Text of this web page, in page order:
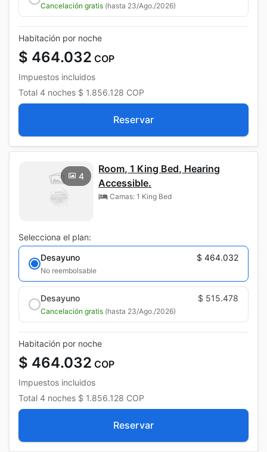
Cancelación gratis (hasta 23/Ago./2026)
Habitación por noche
$ 464.032 COP
Impuestos incluidos
Total 4 noches $ 1.856.128 COP
Reservar
4
Room, 1 King Bed, Hearing
Accessible.
Camas: 1 King Bed
Selecciona el plan:
Desayuno
$ 464.032
No reembolsable
Desayuno $ 515.478
Cancelación gratis (hasta 23/Ago./2026)
Habitación por noche
$ 464.032 COP
Impuestos incluidos
Total 4 noches $ 1.856.128 COP
Reservar